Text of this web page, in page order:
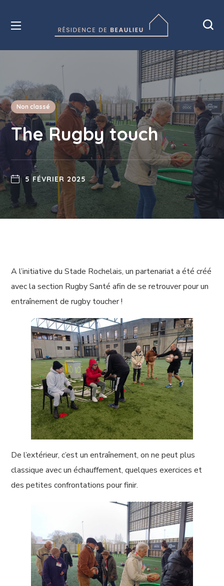
Non classé
The Rugby touch
5 FÉVRIER 2025
A l’initiative du Stade Rochelais, un partenariat a été créé
avec la section Rugby Santé afin de se retrouver pour un
entraînement de rugby toucher !
De l’extérieur, c’est un entraînement, on ne peut plus
classique avec un échauffement, quelques exercices et
des petites confrontations pour finir.